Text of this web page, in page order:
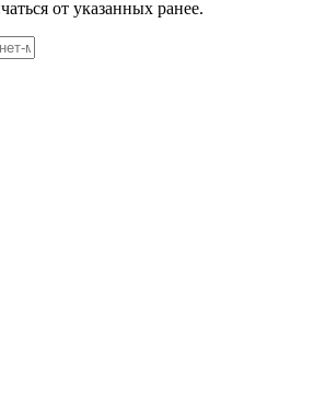
от указанных ранее.